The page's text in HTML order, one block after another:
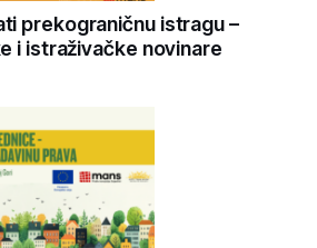
prekograničnu istragu –
i istraživačke novinare